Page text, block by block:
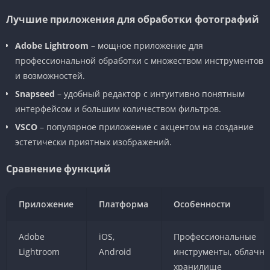
Лучшие приложения для обработки фотографий
Adobe Lightroom – мощное приложение для
профессиональной обработки с множеством инструментов
и возможностей.
Snapseed – удобный редактор с интуитивно понятным
интерфейсом и большим количеством фильтров.
VSCO – популярное приложение с акцентом на создание
эстетически приятных изображений.
Сравнение функций
Приложение Платформа Особенности
Adobe
Lightroom
iOS,
Android
Профессиональные
инструменты,
хранилище